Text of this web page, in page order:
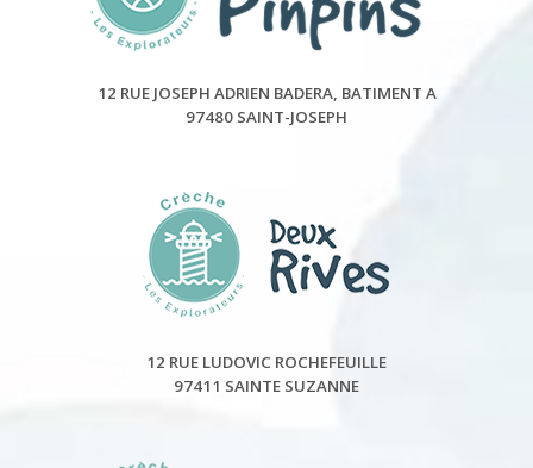
12 RUE JOSEPH ADRIEN BADERA, BATIMENT A
97480 SAINT-JOSEPH
12 RUE LUDOVIC ROCHEFEUILLE
97411 SAINTE SUZANNE